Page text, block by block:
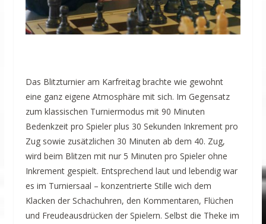
Das Blitzturnier am Karfreitag brachte wie gewohnt
eine ganz eigene Atmosphäre mit sich. Im Gegensatz
zum klassischen Turniermodus mit 90 Minuten
Bedenkzeit pro Spieler plus 30 Sekunden Inkrement pro
Zug sowie zusätzlichen 30 Minuten ab dem 40. Zug,
wird beim Blitzen mit nur 5 Minuten pro Spieler ohne
Inkrement gespielt. Entsprechend laut und lebendig war
es im Turniersaal – konzentrierte Stille wich dem
Klacken der Schachuhren, den Kommentaren, Flüchen
und Freudeausdrücken der Spielern. Selbst die Theke im